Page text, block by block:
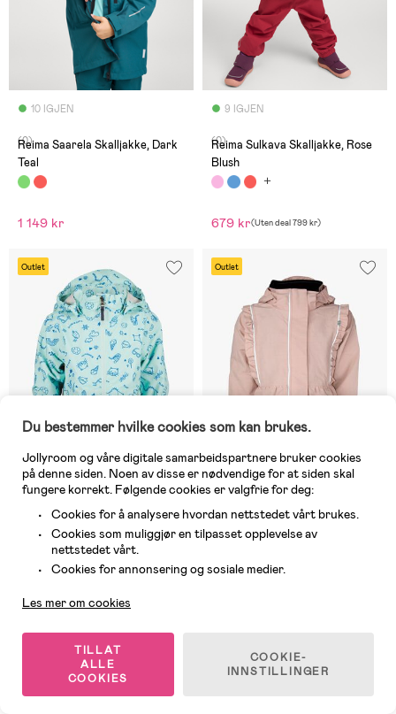
10 IGJEN
(0)
Reima Saarela Skalljakke, Dark
Teal
1 149 kr
9 IGJEN
(0)
Reima Sulkava Skalljakke, Rose
Blush
679 kr(Uten deal799 kr)
Outlet
På nettlager
Didriksons Norma Skalljakke,
Doodle Pale Mint
349 kr
Veil. Pris: 749 kr
Outlet
1 IGJEN
Du bestemmer hvilke cookies som kan brukes.
Jollyroom og våre digitale samarbeidspartnere bruker cookies
på denne siden. Noen av disse er nødvendige for at siden skal
fungere korrekt. Følgende cookies er valgfrie for deg:
Cookies for å analysere hvordan nettstedet vårt brukes.
Cookies som muliggjør en tilpasset opplevelse av
nettstedet vårt.
Cookies for annonsering og sosiale medier.
Les mer om cookies
TILLAT
ALLE
COOKIES
COOKIE-
INNSTILLINGER